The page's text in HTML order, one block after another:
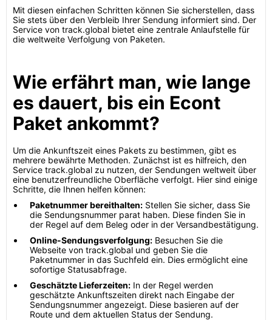
Mit diesen einfachen Schritten können Sie sicherstellen, dass
Sie stets über den Verbleib Ihrer Sendung informiert sind. Der
Service von track.global bietet eine zentrale Anlaufstelle für
die weltweite Verfolgung von Paketen.
Wie erfährt man, wie lange
es dauert, bis ein Econt
Paket ankommt?
Um die Ankunftszeit eines Pakets zu bestimmen, gibt es
mehrere bewährte Methoden. Zunächst ist es hilfreich, den
Service track.global zu nutzen, der Sendungen weltweit über
eine benutzerfreundliche Oberfläche verfolgt. Hier sind einige
Schritte, die Ihnen helfen können:
Paketnummer bereithalten: Stellen Sie sicher, dass Sie
die Sendungsnummer parat haben. Diese finden Sie in
der Regel auf dem Beleg oder in der Versandbestätigung.
Online-Sendungsverfolgung: Besuchen Sie die
Webseite von track.global und geben Sie die
Paketnummer in das Suchfeld ein. Dies ermöglicht eine
sofortige Statusabfrage.
Geschätzte Lieferzeiten: In der Regel werden
geschätzte Ankunftszeiten direkt nach Eingabe der
Sendungsnummer angezeigt. Diese basieren auf der
Route und dem aktuellen Status der Sendung.